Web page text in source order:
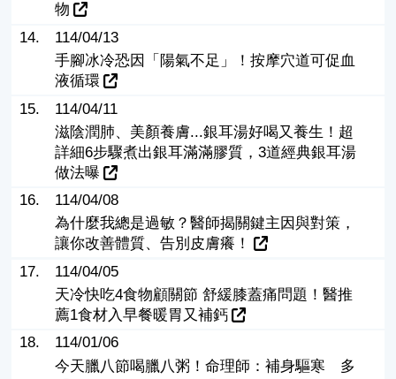
物
14.
114/04/13
手腳冰冷恐因「陽氣不足」！按摩穴道可促血
液循環
15.
114/04/11
滋陰潤肺、美顏養膚...銀耳湯好喝又養生！超
詳細6步驟煮出銀耳滿滿膠質，3道經典銀耳湯
做法曝
16.
114/04/08
為什麼我總是過敏？醫師揭關鍵主因與對策，
讓你改善體質、告別皮膚癢！
17.
114/04/05
天冷快吃4食物顧關節 舒緩膝蓋痛問題！醫推
薦1食材入早餐暖胃又補鈣
18.
114/01/06
今天臘八節喝臘八粥！命理師：補身驅寒 多